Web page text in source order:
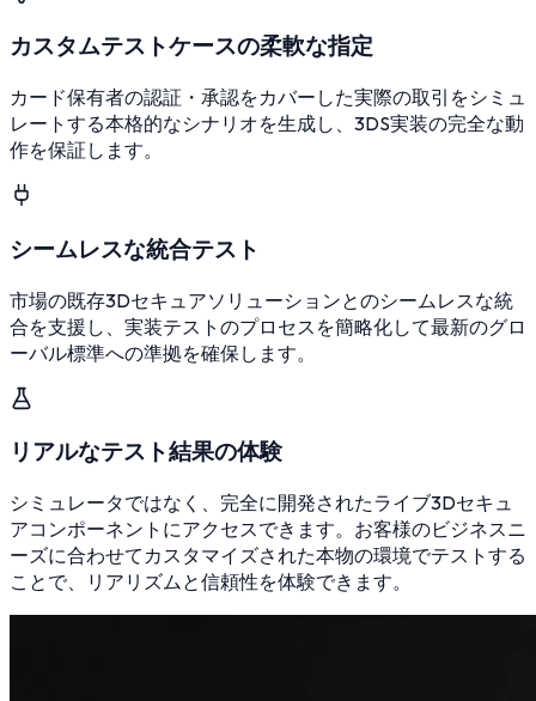
カスタムテストケースの柔軟な指定
カード保有者の認証・承認をカバーした実際の取引をシミュ
レートする本格的なシナリオを生成し、3DS実装の完全な動
作を保証します。
シームレスな統合テスト
市場の既存3Dセキュアソリューションとのシームレスな統
合を支援し、実装テストのプロセスを簡略化して最新のグロ
ーバル標準への準拠を確保します。
リアルなテスト結果の体験
シミュレータではなく、完全に開発されたライブ3Dセキュ
アコンポーネントにアクセスできます。お客様のビジネスニ
ーズに合わせてカスタマイズされた本物の環境でテストする
ことで、リアリズムと信頼性を体験できます。